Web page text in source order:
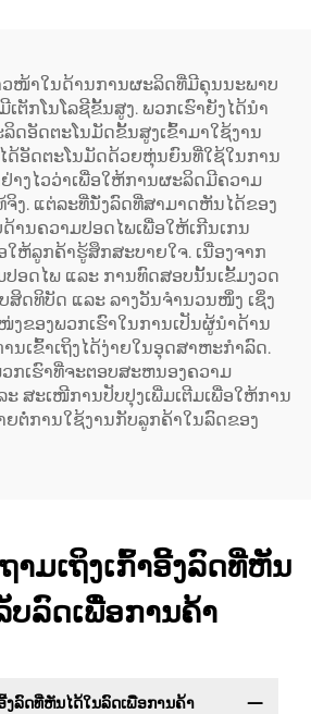
ວໜ້າໃນດ້ານການຜະລິດທີ່ມີຄຸນນະພາບ
ຕັກໂນໂລຊີຂັ້ນສູງ. ພວກເຮົາຍັງໄດ້ນຳ
ລິດອັດຕະໂນມັດຂັ້ນສູງເຂົ້າມາໃຊ້ງານ
ດ້ອັດຕະໂນມັດດ້ວຍຫຸ່ນຍົນທີ່ໃຊ້ໃນການ
າງໄວວ່າເພື່ອໃຫ້ການຜະລິດມີຄວາມ
ງ. ແຕ່ລະທີ່ນັ່ງລົດທີ່ສາມາດຫັນໄດ້ຂອງ
ານຄວາມປອດໄພເພື່ອໃຫ້ເກີນເກນ
ຫ້ລູກຄ້າຮູ້ສຶກສະບາຍໃຈ. ເນື່ອງຈາກ
ອດໄພ ແລະ ການທົດສອບນັ້ນເຂັ້ມງວດ
ສິດທິບັດ ແລະ ລາງວັນຈຳນວນໜຶ່ງ ເຊິ່ງ
ງຂອງພວກເຮົາໃນການເປັນຜູ້ນຳດ້ານ
ນເຂົ້າເຖິງໄດ້ງ່າຍໃນອຸດສາຫະກຳລົດ.
ກເຮົາທີ່ຈະຕອບສະຫນອງຄວາມ
ສະເໜີການປັບປຸງເພີ່ມເຕີມເພື່ອໃຫ້ການ
າຍຕໍ່ການໃຊ້ງານກັບລູກຄ້າໃນລົດຂອງ
າມເຖິງເກົ້າອີ້ງລົດທີ່ຫັນ
ບລົດເພື່ອການຄ້າ
ລົດທີ່ຫັນໄດ້ໃນລົດເພື່ອການຄ້າ